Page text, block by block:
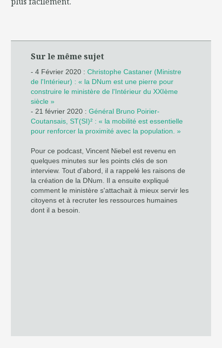
Sur le même sujet
- 4 Février 2020 :Christophe Castaner (Ministre
de l'Intérieur) : « la DNum est une pierre pour
construire le ministère de l'Intérieur du XXIème
siècle »
- 21 février 2020 :Général Bruno Poirier-
Coutansais, ST(SI)² : « la mobilité est essentielle
pour renforcer la proximité avec la population. »
Pour ce podcast, Vincent Niebel est revenu en
quelques minutes sur les points clés de son
interview. Tout d'abord, il a rappelé les raisons de
la création de la DNum. Il a ensuite expliqué
comment le ministère s'attachait à mieux servir les
citoyens et à recruter les ressources humaines
dont il a besoin.